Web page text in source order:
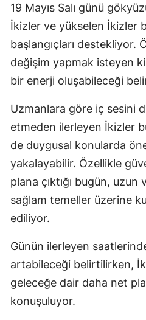
19 Mayıs Salı günü
İkizler ve yükselen İkizler
başlangıçları destekliyor.
değişim yapmak isteyen
bir enerji oluşabileceği
Uzmanlara göre iç sesini
etmeden ilerleyen İkizler
de duygusal konularda
yakalayabilir. Özellikle
plana çıktığı bugün, uzun
sağlam temeller üzerine
ediliyor.
Günün ilerleyen
artabileceği belirtilirken,
geleceğe dair daha net
konuşuluyor.